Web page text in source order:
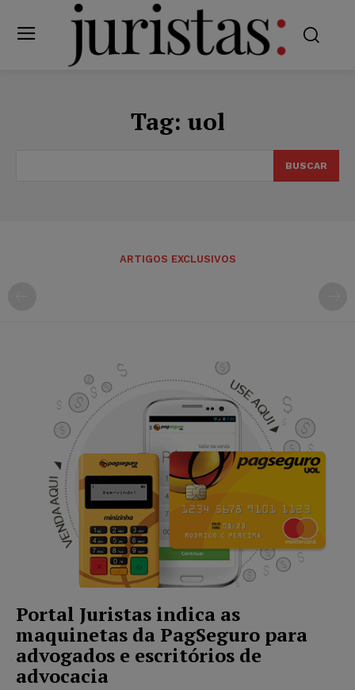
Tag: uol
BUSCAR
ARTIGOS EXCLUSIVOS
Portal Juristas indica as
maquinetas da PagSeguro para
advogados e escritórios de
advocacia